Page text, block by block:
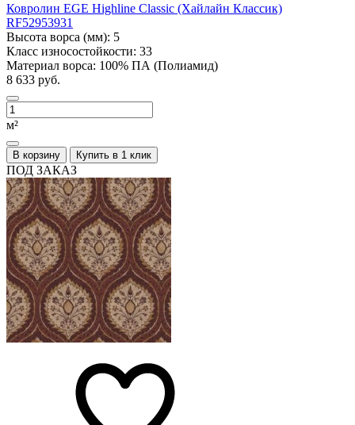
Ковролин EGE Highline Classic (Хайлайн Классик)
RF52953931
Высота ворса (мм): 5
Класс износостойкости: 33
Материал ворса: 100% ПА (Полиамид)
8 633 руб.
м²
В корзину Купить в 1 клик
ПОД ЗАКАЗ